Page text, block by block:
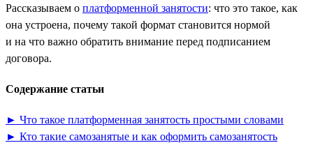
Рассказываем о платформенной занятости: что это такое, как
она устроена, почему такой формат становится нормой
и на что важно обратить внимание перед подписанием
договора.
Содержание статьи
► Что такое платформенная занятость простыми словами
► Кто такие самозанятые и как оформить самозанятость